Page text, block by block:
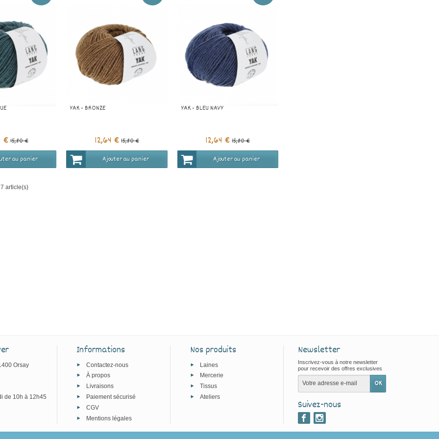
€15,80 €
au panier
YAK - BRONZE
12,64 € 15,80 €
Ajouter au panier
YAK - BLEU NAVY
12,64 € 15,80 €
Ajouter au panier
article(s)
Orsay
de 10h à 12h45
Informations
Contactez-nous
À propos
Livraisons
Paiement sécurisé
CGV
Mentions légales
Nos produits
Laines
Mercerie
Tissus
Ateliers
Newsletter
Inscrivez-vous à notre newsletter
pour recevoir des offres exclusives
Suivez-nous